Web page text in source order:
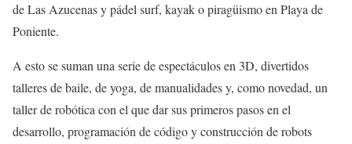
de Las Azucenas y pádel surf, kayak o piragüismo en Playa de
Poniente.
A esto se suman una serie de espectáculos en 3D, divertidos
talleres de baile, de yoga, de manualidades y, como novedad, un
taller de robótica con el que dar sus primeros pasos en el
desarrollo, programación de código y construcción de robots